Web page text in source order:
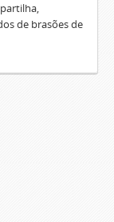
de brasões de